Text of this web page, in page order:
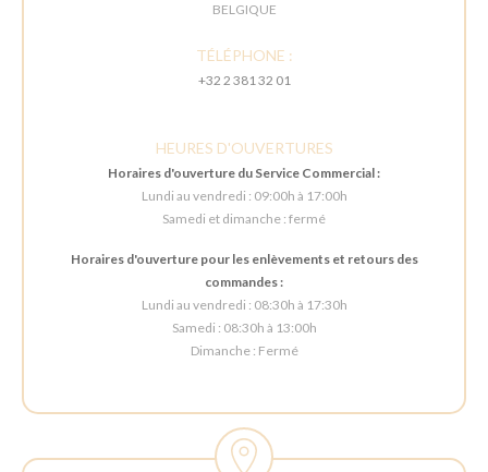
BELGIQUE
TÉLÉPHONE :
+32 2 381 32 01
HEURES D'OUVERTURES
Horaires d'ouverture du Service Commercial :
Lundi au vendredi : 09:00h à 17:00h
Samedi et dimanche : fermé
Horaires d'ouverture pour les enlèvements et retours des
commandes :
Lundi au vendredi : 08:30h à 17:30h
Samedi : 08:30h à 13:00h
Dimanche : Fermé